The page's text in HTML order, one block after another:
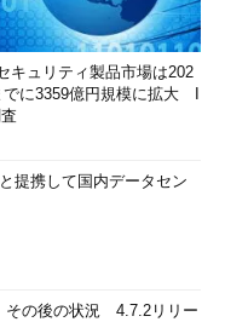
キュリティ製品市場は202
でに3359億円規模に拡大 I
提携して国内データセン
その後の状況 4.7.2リリー